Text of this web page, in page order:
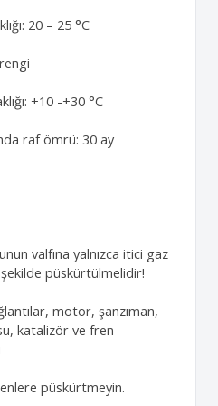
20 – 25 °C
+10 -+30 °C
raf ömrü: 30 ay
valfına yalnızca itici gaz
şekilde püskürtülmelidir!
motor, şanzıman,
katalizör ve fren
püskürtmeyin.